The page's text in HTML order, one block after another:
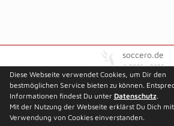
soccero.de
© 2006 - 2026
Besucherstatistik Kontakt
Diese Webseite verwendet Cookies, um Dir den
bestmöglichen Service bieten zu können.
Informationen findest Du unter Datenschutz.
Mit der Nutzung der Webseite erklärst Du Dich
Verwendung von Cookies einverstanden.